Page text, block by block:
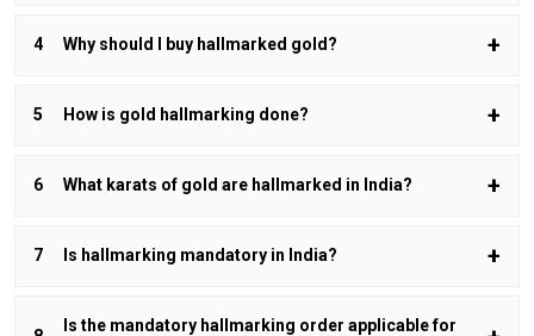
Why should I buy hallmarked gold?
How is gold hallmarking done?
What karats of gold are hallmarked in India?
Is hallmarking mandatory in India?
Is the mandatory hallmarking order applicable for